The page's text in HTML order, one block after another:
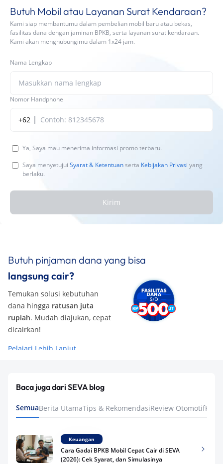
Butuh Mobil atau Layanan Surat Kendaraan?
Kami siap membantumu dalam pembelian mobil baru atau bekas,
fasilitas dana dengan jaminan BPKB, serta layanan surat kendaraan.
Kami akan menghubungimu dalam 1x24 jam.
Nama Lengkap
Nomor Handphone
+62
Ya, Saya mau menerima informasi promo terbaru.
Saya menyetujui Syarat & Ketentuanserta Kebijakan Privasi yang
berlaku.
Kirim
Butuh pinjaman dana yang bisa
langsung cair?
Temukan solusi kebutuhan
dana hingga ratusan juta
rupiah. Mudah diajukan, cepat
dicairkan!
Pelajari Lebih Lanjut
Baca juga dari SEVA blog
SemuaBerita UtamaTips & RekomendasiReview Otomotif
Keuangan
Cara Gadai BPKB Mobil Cepat Cair di SEVA
(2026): Cek Syarat, dan Simulasinya